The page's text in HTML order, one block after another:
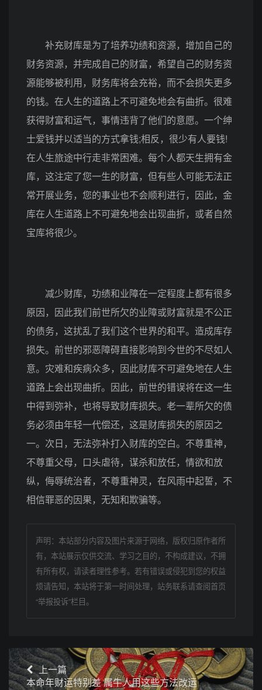
补充财库是为了培养功绩和资源，增加自己的
财务资源，并完成自己的财富，希望自己的财务资
源能够被利用，财务库将会充裕，而不会损失更多
的钱。在人生的道路上不可避免地会有曲折。很难
获得财富和运气，事情违背了他们的意愿。一个绅
士爱钱并以适当的方式拿钱;相反，很少有人要钱!
在人生旅途中行走非常困难。每个人都天生拥有金
库，这注定了您一生的财富，但有些人可能无法正
常开展业务，您的事业也不会顺利进行，因此，金
库在人生道路上不可避免地会出现曲折，或者自然
宝库将很少。
减少财库，功绩和业障在一定程度上都有很多
原因，因此我们前世所欠的业障或财富就是不公正
的债务，这扰乱了我们这个世界的和平。造成库存
损失。前世的邪恶障碍直接影响到今世的不尽如人
意。灾难和疾病众多，因此财库不可避免地在人生
道路上会出现曲折。因此，前世的错误将在这一生
中得到弥补，也将导致财库损失。老一辈所欠的债
务必须由年轻一代偿还，这是财库损失的原因之
一。次日，无法弥补打入财库的空白。不尊重神，
不尊重父母，口头虐待，谋杀和放任，情欲和放
纵，侮辱统治者，不尊重神灵，在风雨中起誓，不
相信罪恶的因果，无知和欺骗等。
声明：本站部分内容及图片来源于网络，版权归原作者所
有，本站展示仅供交流、学习之目的，不构成建议，不拥
有所有权，请读者理性参考。若有错误或侵犯到您的权益
烦请告知，本站将于第一时间处理，站务联系请查阅首页
“举报投诉”栏目。
上一篇
本命年财运特别差 属牛人用这些方法改运